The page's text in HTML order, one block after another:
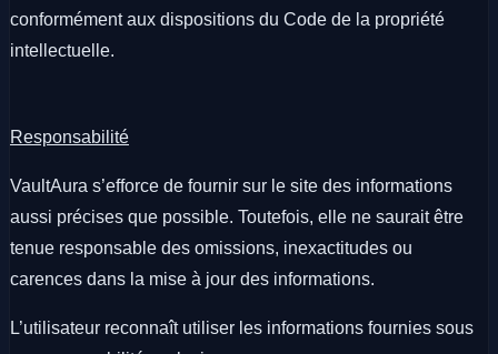
conformément aux dispositions du Code de la propriété
intellectuelle.
Responsabilité
VaultAura s’efforce de fournir sur le site des informations
aussi précises que possible. Toutefois, elle ne saurait être
tenue responsable des omissions, inexactitudes ou
carences dans la mise à jour des informations.
L’utilisateur reconnaît utiliser les informations fournies sous